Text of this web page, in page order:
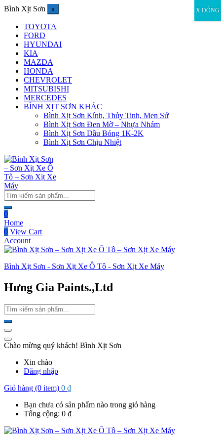
Bình Xịt Sơn x
TOYOTA
FORD
HYUNDAI
KIA
MAZDA
HONDA
CHEVROLET
MITSUBISHI
MERCEDES
BÌNH XỊT SƠN KHÁC
Bình Xịt Sơn Kính, Thủy Tinh, Men Sứ
Bình Xịt Sơn Đen Mờ – Nhựa Nhám
Bình Xịt Sơn Dầu Bóng 1K-2K
Bình Xịt Sơn Chịu Nhiệt
0
Home
0 View Cart
Account
Bình Xịt Sơn - Sơn Xịt Xe Ô Tô - Sơn Xịt Xe Máy
Hưng Gia Paints.,Ltd
Chào mừng quý khách! Bình Xịt Sơn
Xin chào
Đăng nhập
Giỏ hàng (0 item) 0 ₫
Bạn chưa có sản phẩm nào trong giỏ hàng
Tổng cộng: 0 ₫
X ĐÓNG